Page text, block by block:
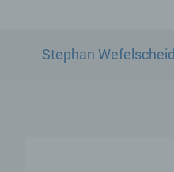
Stephan Wefelscheid